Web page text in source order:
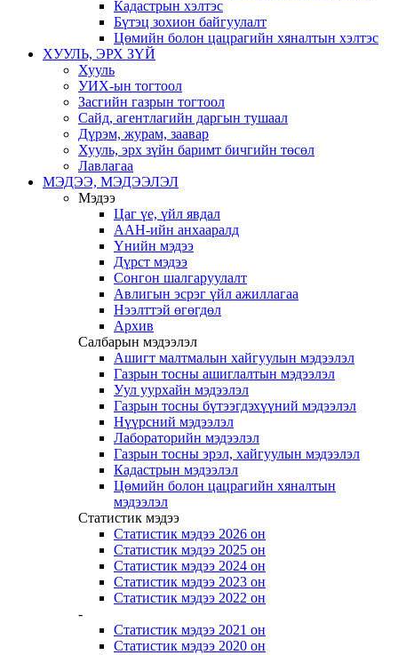
Кадастрын хэлтэс
Бүтэц зохион байгуулалт
Цөмийн болон цацрагийн хяналтын хэлтэс
ХУУЛЬ, ЭРХ ЗҮЙ
Хууль
УИХ-ын тогтоол
Засгийн газрын тогтоол
Сайд, агентлагийн даргын тушаал
Дүрэм, журам, заавар
Хууль, эрх зүйн баримт бичгийн төсөл
Лавлагаа
МЭДЭЭ, МЭДЭЭЛЭЛ
Мэдээ
Цаг үе, үйл явдал
ААН-ийн анхааралд
Үнийн мэдээ
Дүрст мэдээ
Сонгон шалгаруулалт
Авлигын эсрэг үйл ажиллагаа
Нээлттэй өгөгдөл
Архив
Салбарын мэдээлэл
Ашигт малтмалын хайгуулын мэдээлэл
Газрын тосны ашиглалтын мэдээлэл
Уул уурхайн мэдээлэл
Газрын тосны бүтээгдэхүүний мэдээлэл
Нүүрсний мэдээлэл
Лабораторийн мэдээлэл
Газрын тосны эрэл, хайгуулын мэдээлэл
Кадастрын мэдээлэл
Цөмийн болон цацрагийн хяналтын
мэдээлэл
Статистик мэдээ
Статистик мэдээ 2026 он
Статистик мэдээ 2025 он
Статистик мэдээ 2024 он
Статистик мэдээ 2023 он
Статистик мэдээ 2022 он
-
Статистик мэдээ 2021 он
Статистик мэдээ 2020 он